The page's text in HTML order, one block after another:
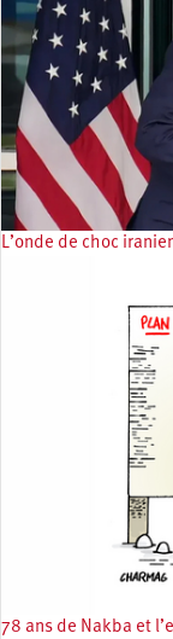
L’onde de choc
78 ans de Nakba et